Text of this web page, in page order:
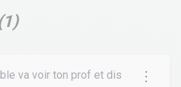
1)
va voir ton prof et dis